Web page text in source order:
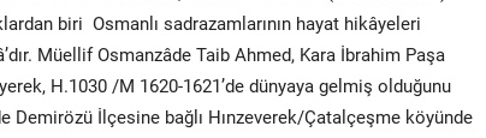
biri Osmanlı sadrazamlarının hayat hikâyeleri
Müellif Osmanzâde Taib Ahmed, Kara İbrahim Paşa
H.1030 /M 1620-1621’de dünyaya gelmiş olduğunu
Demirözü İlçesine bağlı Hınzeverek/Çatalçeşme köyünde